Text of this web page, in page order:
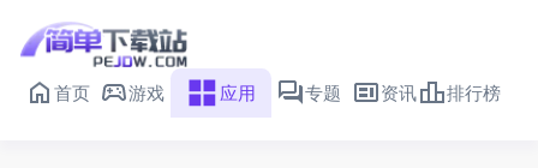
首页 游戏 应用 专题 资讯 排行榜